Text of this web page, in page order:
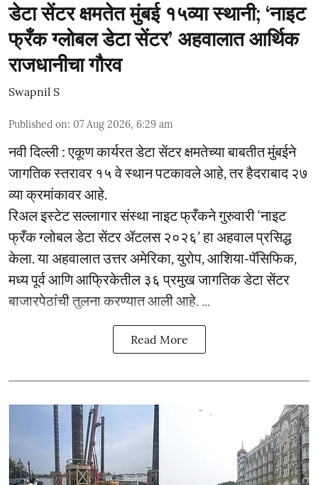
डेटा सेंटर क्षमतेत मुंबई १५व्या स्थानी; ‘नाइट
फ्रँक ग्लोबल डेटा सेंटर’ अहवालात आर्थिक
राजधानीचा गौरव
Swapnil S
Published on: 07 Aug 2026, 6:29 am
नवी दिल्ली : एकूण कार्यरत डेटा सेंटर क्षमतेच्या बाबतीत मुंबईने
जागतिक स्तरावर १५ वे स्थान पटकावले आहे, तर हैदराबाद २७
व्या क्रमांकावर आहे.
रिअल इस्टेट सल्लागार संस्था नाइट फ्रँकने गुरुवारी ‘नाइट
फ्रँक ग्लोबल डेटा सेंटर ॲटलस २०२६’ हा अहवाल प्रसिद्ध
केला. या अहवालात उत्तर अमेरिका, युरोप, आशिया-पॅसिफिक,
मध्य पूर्व आणि आफ्रिकेतील ३६ प्रमुख जागतिक डेटा सेंटर
बाजारपेठांची तुलना करण्यात आली आहे. ...
Read More